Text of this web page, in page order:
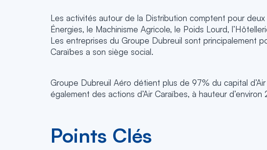
Les activités autour de la Distribution comptent pour
Énergies, le Machinisme Agricole, le Poids Lourd,
Les entreprises du Groupe Dubreuil sont principalement
Caraïbes a son siège social.
Groupe Dubreuil Aéro détient plus de 97% du capital
également des actions d’Air Caraïbes, à hauteur d’environ
Points Clés